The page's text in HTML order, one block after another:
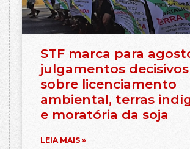
STF marca para
julgamentos decisivos
sobre licenciamento
ambiental, terras
e moratória da soja
LEIA MAIS »